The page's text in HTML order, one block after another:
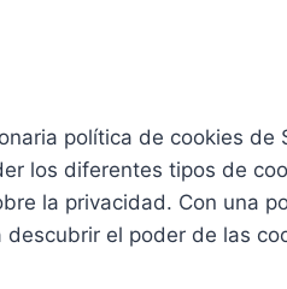
política de cookies
los diferentes tipos de
la privacidad. Con una
el poder de las